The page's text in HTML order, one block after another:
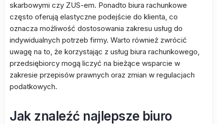
skarbowymi czy ZUS-em. Ponadto biura rachunkowe
często oferują elastyczne podejście do klienta, co
oznacza możliwość dostosowania zakresu usług do
indywidualnych potrzeb firmy. Warto również zwrócić
uwagę na to, że korzystając z usług biura rachunkowego,
przedsiębiorcy mogą liczyć na bieżące wsparcie w
zakresie przepisów prawnych oraz zmian w regulacjach
podatkowych.
Jak znaleźć najlepsze biuro